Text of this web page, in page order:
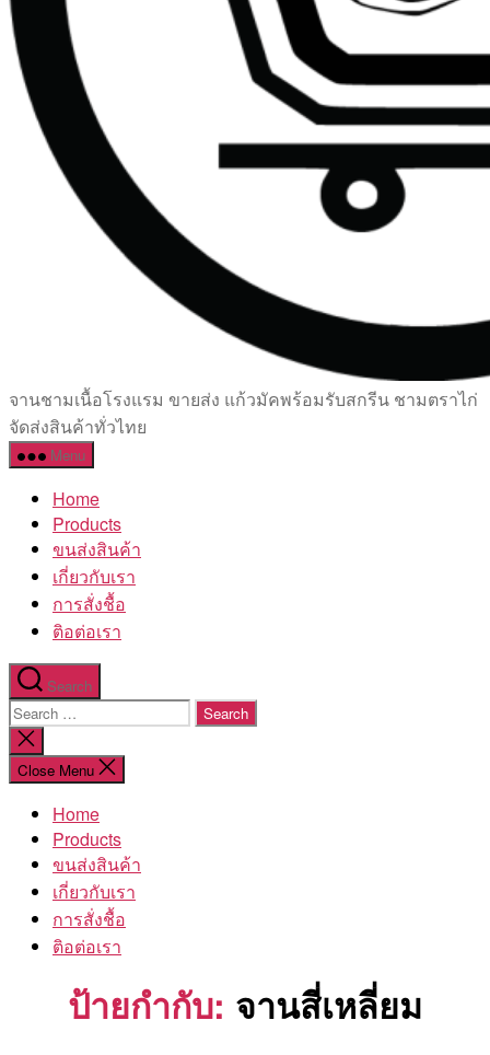
เซรามิค
ครบ
ครัน
โรงงาน
จานชามเนื้อโรงแรม ขายส่ง แก้วมัคพร้อมรับสกรีน ชามตราไก่
จัดส่งสินค้าทั่วไทย
Menu
Home
Products
ขนส่งสินค้า
เกี่ยวกับเรา
การสั่งชื้อ
ติอต่อเรา
Search
Search
for:
Close
search
Close Menu
Home
Products
ขนส่งสินค้า
เกี่ยวกับเรา
การสั่งชื้อ
ติอต่อเรา
ป้ายกำกับ: จานสี่เหลี่ยม